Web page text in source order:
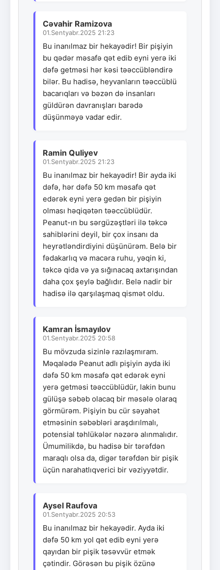
Cəvahir Ramizova
01.Sentyabr.2025 21:23
Bu inanılmaz bir hekayədir! Bir pişiyin
bu qədər məsafə qət edib eyni yerə iki
dəfə getməsi hər kəsi təəccübləndirə
bilər. Bu hadisə, heyvanların təəccüblü
bacarıqları və bəzən də insanları
güldürən davranışları barədə
düşünməyə vadar edir.
Ramin Quliyev
01.Sentyabr.2025 21:23
Bu inanılmaz bir hekayədir! Bir ayda iki
dəfə, hər dəfə 50 km məsafə qət
edərək eyni yerə gedən bir pişiyin
olması həqiqətən təəccüblüdür.
Peanut-ın bu sərgüzəştləri ilə təkcə
sahiblərini deyil, bir çox insanı da
heyrətləndirdiyini düşünürəm. Belə bir
fədakarlıq və macəra ruhu, yəqin ki,
təkcə qida və ya sığınacaq axtarışından
daha çox şeylə bağlıdır. Belə nadir bir
hadisə ilə qarşılaşmaq qismət oldu.
Kamran İsmayılov
01.Sentyabr.2025 20:58
Bu mövzuda sizinlə razılaşmıram.
Məqalədə Peanut adlı pişiyin ayda iki
dəfə 50 km məsafə qət edərək eyni
yerə getməsi təəccüblüdür, lakin bunu
gülüşə səbəb olacaq bir məsələ olaraq
görmürəm. Pişiyin bu cür səyahət
etməsinin səbəbləri araşdırılmalı,
potensial təhlükələr nəzərə alınmalıdır.
Ümumilikdə, bu hadisə bir tərəfdən
maraqlı olsa da, digər tərəfdən bir pişik
üçün narahatlıqverici bir vəziyyətdir.
Aysel Raufova
01.Sentyabr.2025 20:53
Bu inanılmaz bir hekayədir. Ayda iki
dəfə 50 km yol qət edib eyni yerə
qayıdan bir pişik təsəvvür etmək
çətindir. Görəsən bu pişik özünə